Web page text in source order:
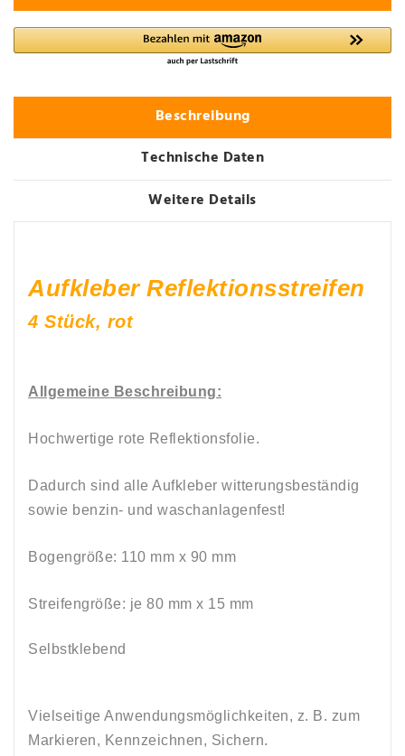
Beschreibung
Technische Daten
Weitere Details
Aufkleber Reflektionsstreifen
4 Stück, rot
Allgemeine Beschreibung:
Hochwertige rote Reflektionsfolie.
Dadurch sind alle Aufkleber witterungsbeständig
sowie benzin- und waschanlagenfest!
Bogengröße: 110 mm x 90 mm
Streifengröße: je 80 mm x 15 mm
Selbstklebend
Vielseitige Anwendungsmöglichkeiten, z. B. zum
Markieren, Kennzeichnen, Sichern.